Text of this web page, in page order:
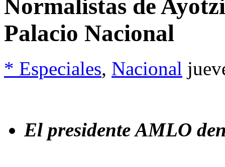
Normalistas de
Palacio Nacional
* Especiales, Nacional
El presidente AMLO